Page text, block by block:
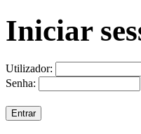
Iniciar
Utilizador:
Senha: